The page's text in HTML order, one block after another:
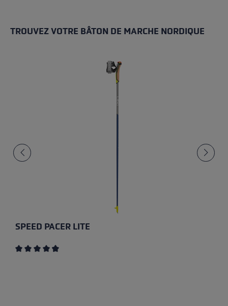
TROUVEZ VOTRE BÂTON DE MARCHE NORDIQUE
SPEED PACER LITE